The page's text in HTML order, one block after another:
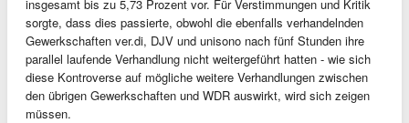
insgesamt bis zu 5,73 Prozent vor. Für Verstimmungen und Kritik
sorgte, dass dies passierte, obwohl die ebenfalls verhandelnden
Gewerkschaften ver.di, DJV und unisono nach fünf Stunden ihre
parallel laufende Verhandlung nicht weitergeführt hatten - wie sich
diese Kontroverse auf mögliche weitere Verhandlungen zwischen
den übrigen Gewerkschaften und WDR auswirkt, wird sich zeigen
müssen.